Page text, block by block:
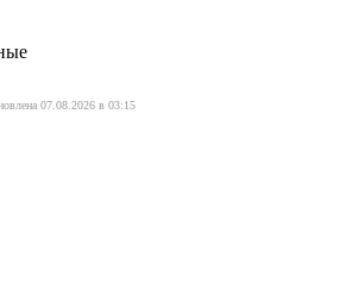
07.08.2026 в 03:15